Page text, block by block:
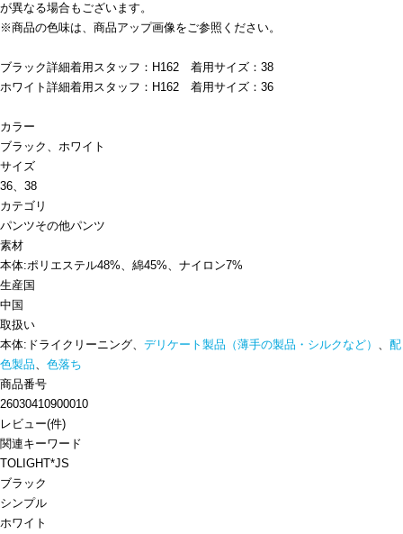
が異なる場合もございます。
※商品の色味は、商品アップ画像をご参照ください。
ブラック詳細着用スタッフ：H162 着用サイズ：38
ホワイト詳細着用スタッフ：H162 着用サイズ：36
カラー
ブラック、ホワイト
サイズ
36、38
カテゴリ
パンツその他パンツ
素材
本体:ポリエステル48%、綿45%、ナイロン7%
生産国
中国
取扱い
本体:ドライクリーニング、 デリケート製品（薄手の製品・シルクなど） 、 配
色製品、 色落ち
商品番号
26030410900010
レビュー(件)
関連キーワード
TOLIGHT*JS
ブラック
シンプル
ホワイト